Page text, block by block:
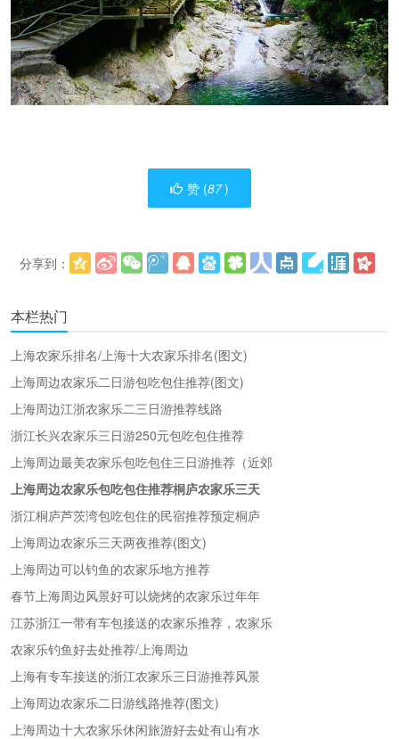
赞 (87)
分享到：
本栏热门
上海农家乐排名/上海十大农家乐排名(图文)
上海周边农家乐二日游包吃包住推荐(图文)
上海周边江浙农家乐二三日游推荐线路
浙江长兴农家乐三日游250元包吃包住推荐
上海周边最美农家乐包吃包住三日游推荐（近郊
上海周边农家乐包吃包住推荐桐庐农家乐三天
浙江桐庐芦茨湾包吃包住的民宿推荐预定桐庐
上海周边农家乐三天两夜推荐(图文)
上海周边可以钓鱼的农家乐地方推荐
春节上海周边风景好可以烧烤的农家乐过年年
江苏浙江一带有车包接送的农家乐推荐，农家乐
农家乐钓鱼好去处推荐/上海周边
上海有专车接送的浙江农家乐三日游推荐风景
上海周边农家乐二日游线路推荐(图文)
上海周边十大农家乐休闲旅游好去处有山有水